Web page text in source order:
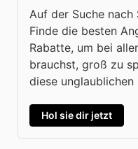
Auf der Suche nach
Finde die besten
Rabatte, um bei
brauchst, groß zu
diese unglaublichen
Hol sie dir jetzt